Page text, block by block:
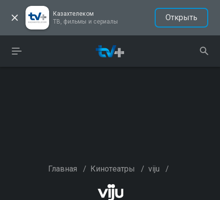
Казахтелеком
ТВ, фильмы и сериалы
Открыть
Главная / Кинотеатры / viju /